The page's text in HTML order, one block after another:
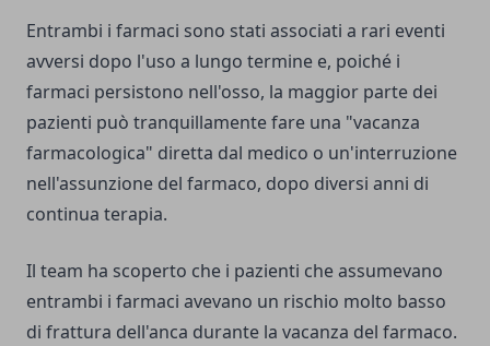
Entrambi i farmaci sono stati associati a rari eventi
avversi dopo l'uso a lungo termine e, poiché i
farmaci persistono nell'osso, la maggior parte dei
pazienti può tranquillamente fare una "vacanza
farmacologica" diretta dal medico o un'interruzione
nell'assunzione del farmaco, dopo diversi anni di
continua terapia.
Il team ha scoperto che i pazienti che assumevano
entrambi i farmaci avevano un rischio molto basso
di frattura dell'anca durante la vacanza del farmaco.